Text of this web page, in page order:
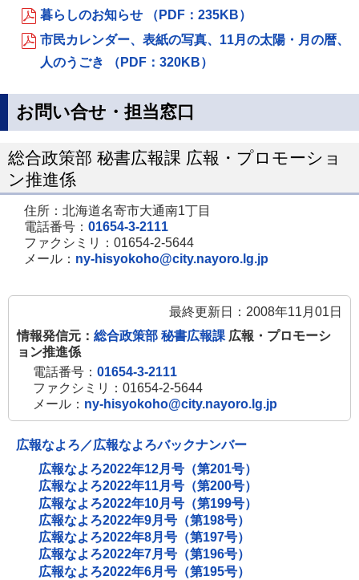
暮らしのお知らせ （PDF：235KB）
市民カレンダー、表紙の写真、11月の太陽・月の暦、
人のうごき （PDF：320KB）
お問い合せ・担当窓口
総合政策部 秘書広報課 広報・プロモーショ
ン推進係
住所：北海道名寄市大通南1丁目
電話番号： 01654-3-2111
ファクシミリ：01654-2-5644
メール： ny-hisyokoho@city.nayoro.lg.jp
最終更新日：2008年11月01日
情報発信元： 総合政策部 秘書広報課 広報・プロモーシ
ョン推進係
電話番号： 01654-3-2111
ファクシミリ：01654-2-5644
メール： ny-hisyokoho@city.nayoro.lg.jp
広報なよろ／広報なよろバックナンバー
広報なよろ2022年12月号（第201号）
広報なよろ2022年11月号（第200号）
広報なよろ2022年10月号（第199号）
広報なよろ2022年9月号（第198号）
広報なよろ2022年8月号（第197号）
広報なよろ2022年7月号（第196号）
広報なよろ2022年6月号（第195号）